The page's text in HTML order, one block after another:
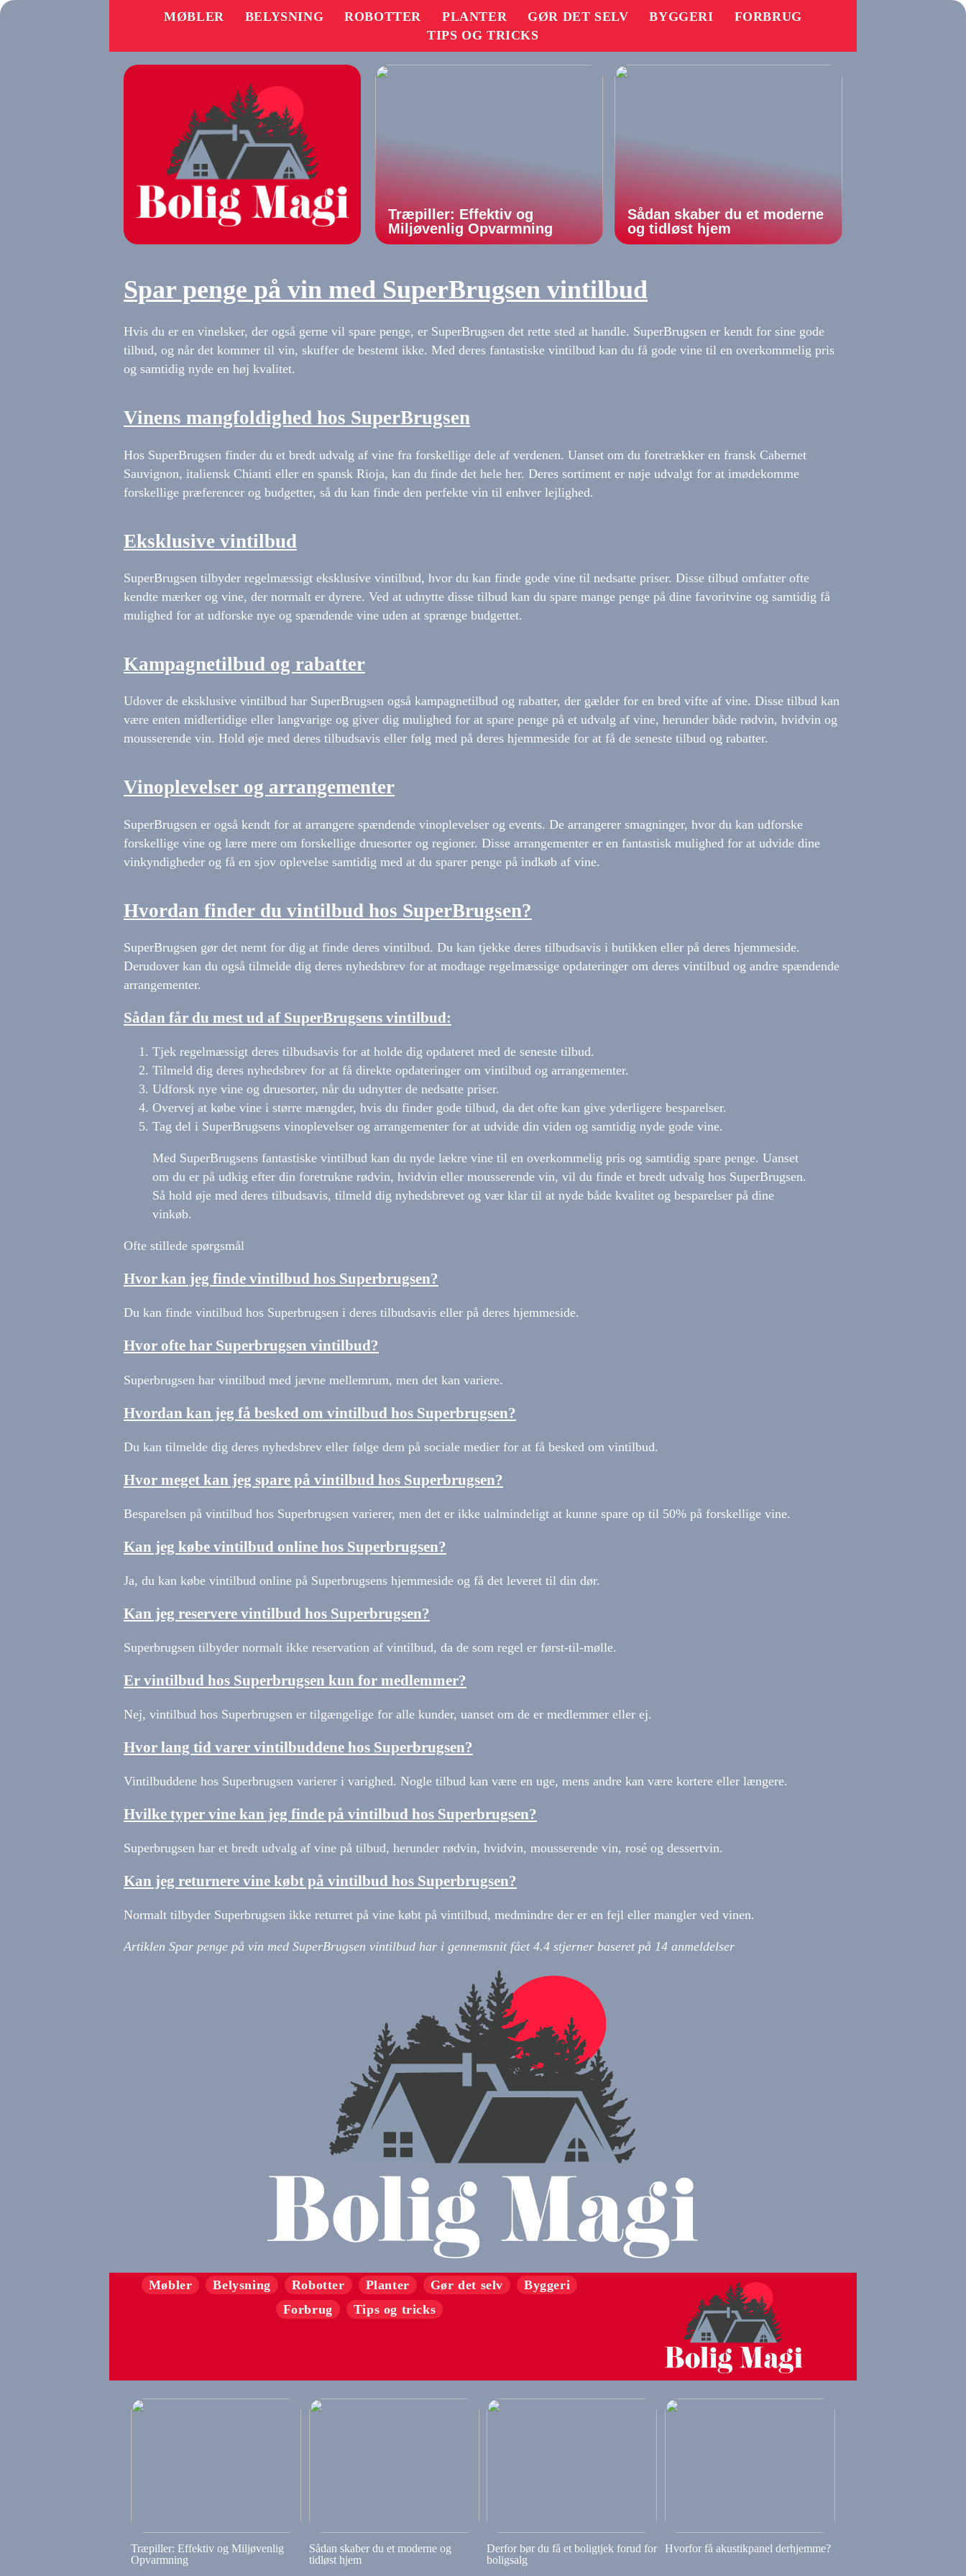
MØBLER BELYSNING ROBOTTER PLANTER GØR DET SELV BYGGERI
FORBRUG
TIPS OG TRICKS
Træpiller: Effektiv og
Miljøvenlig Opvarmning
Sådan skaber du et moderne
og tidløst hjem
Spar penge på vin med SuperBrugsen vintilbud
Hvis du er en vinelsker, der også gerne vil spare penge, er SuperBrugsen det rette sted at handle. SuperBrugsen er kendt for sine gode
tilbud, og når det kommer til vin, skuffer de bestemt ikke. Med deres fantastiske vintilbud kan du få gode vine til en overkommelig pris
og samtidig nyde en høj kvalitet.
Vinens mangfoldighed hos SuperBrugsen
Hos SuperBrugsen finder du et bredt udvalg af vine fra forskellige dele af verdenen. Uanset om du foretrækker en fransk Cabernet
Sauvignon, italiensk Chianti eller en spansk Rioja, kan du finde det hele her. Deres sortiment er nøje udvalgt for at imødekomme
forskellige præferencer og budgetter, så du kan finde den perfekte vin til enhver lejlighed.
Eksklusive vintilbud
SuperBrugsen tilbyder regelmæssigt eksklusive vintilbud, hvor du kan finde gode vine til nedsatte priser. Disse tilbud omfatter ofte
kendte mærker og vine, der normalt er dyrere. Ved at udnytte disse tilbud kan du spare mange penge på dine favoritvine og samtidig få
mulighed for at udforske nye og spændende vine uden at sprænge budgettet.
Kampagnetilbud og rabatter
Udover de eksklusive vintilbud har SuperBrugsen også kampagnetilbud og rabatter, der gælder for en bred vifte af vine. Disse tilbud kan
være enten midlertidige eller langvarige og giver dig mulighed for at spare penge på et udvalg af vine, herunder både rødvin, hvidvin og
mousserende vin. Hold øje med deres tilbudsavis eller følg med på deres hjemmeside for at få de seneste tilbud og rabatter.
Vinoplevelser og arrangementer
SuperBrugsen er også kendt for at arrangere spændende vinoplevelser og events. De arrangerer smagninger, hvor du kan udforske
forskellige vine og lære mere om forskellige druesorter og regioner. Disse arrangementer er en fantastisk mulighed for at udvide dine
vinkyndigheder og få en sjov oplevelse samtidig med at du sparer penge på indkøb af vine.
Hvordan finder du vintilbud hos SuperBrugsen?
SuperBrugsen gør det nemt for dig at finde deres vintilbud. Du kan tjekke deres tilbudsavis i butikken eller på deres hjemmeside.
Derudover kan du også tilmelde dig deres nyhedsbrev for at modtage regelmæssige opdateringer om deres vintilbud og andre spændende
arrangementer.
Sådan får du mest ud af SuperBrugsens vintilbud:
Tjek regelmæssigt deres tilbudsavis for at holde dig opdateret med de seneste tilbud.
Tilmeld dig deres nyhedsbrev for at få direkte opdateringer om vintilbud og arrangementer.
Udforsk nye vine og druesorter, når du udnytter de nedsatte priser.
Overvej at købe vine i større mængder, hvis du finder gode tilbud, da det ofte kan give yderligere besparelser.
Tag del i SuperBrugsens vinoplevelser og arrangementer for at udvide din viden og samtidig nyde gode vine.
Med SuperBrugsens fantastiske vintilbud kan du nyde lækre vine til en overkommelig pris og samtidig spare penge. Uanset
om du er på udkig efter din foretrukne rødvin, hvidvin eller mousserende vin, vil du finde et bredt udvalg hos SuperBrugsen.
Så hold øje med deres tilbudsavis, tilmeld dig nyhedsbrevet og vær klar til at nyde både kvalitet og besparelser på dine
vinkøb.
Ofte stillede spørgsmål
Hvor kan jeg finde vintilbud hos Superbrugsen?
Du kan finde vintilbud hos Superbrugsen i deres tilbudsavis eller på deres hjemmeside.
Hvor ofte har Superbrugsen vintilbud?
Superbrugsen har vintilbud med jævne mellemrum, men det kan variere.
Hvordan kan jeg få besked om vintilbud hos Superbrugsen?
Du kan tilmelde dig deres nyhedsbrev eller følge dem på sociale medier for at få besked om vintilbud.
Hvor meget kan jeg spare på vintilbud hos Superbrugsen?
Besparelsen på vintilbud hos Superbrugsen varierer, men det er ikke ualmindeligt at kunne spare op til 50% på forskellige vine.
Kan jeg købe vintilbud online hos Superbrugsen?
Ja, du kan købe vintilbud online på Superbrugsens hjemmeside og få det leveret til din dør.
Kan jeg reservere vintilbud hos Superbrugsen?
Superbrugsen tilbyder normalt ikke reservation af vintilbud, da de som regel er først-til-mølle.
Er vintilbud hos Superbrugsen kun for medlemmer?
Nej, vintilbud hos Superbrugsen er tilgængelige for alle kunder, uanset om de er medlemmer eller ej.
Hvor lang tid varer vintilbuddene hos Superbrugsen?
Vintilbuddene hos Superbrugsen varierer i varighed. Nogle tilbud kan være en uge, mens andre kan være kortere eller længere.
Hvilke typer vine kan jeg finde på vintilbud hos Superbrugsen?
Superbrugsen har et bredt udvalg af vine på tilbud, herunder rødvin, hvidvin, mousserende vin, rosé og dessertvin.
Kan jeg returnere vine købt på vintilbud hos Superbrugsen?
Normalt tilbyder Superbrugsen ikke returret på vine købt på vintilbud, medmindre der er en fejl eller mangler ved vinen.
Artiklen Spar penge på vin med SuperBrugsen vintilbud har i gennemsnit fået 4.4 stjerner baseret på 14 anmeldelser
Møbler Belysning Robotter Planter Gør det selv
Byggeri
Forbrug
Tips og tricks
Træpiller: Effektiv og Miljøvenlig
Opvarmning
Sådan skaber du et moderne og
tidløst hjem
Derfor bør du få et boligtjek forud for
boligsalg
Hvorfor få akustikpanel derhjemme?